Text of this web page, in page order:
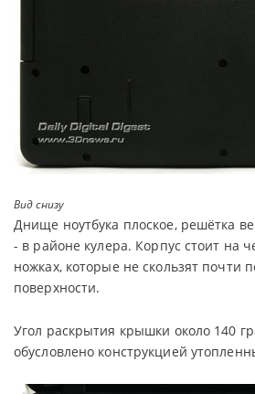
Вид снизу
Днище ноутбука плоское, решётка
- в районе кулера. Корпус стоит на
ножках, которые не скользят почти
поверхности.
Угол раскрытия крышки около 140
обусловлено конструкцией